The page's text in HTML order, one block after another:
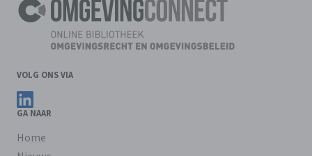
VOLG ONS VIA
Volg ons op LinkedIn
GA NAAR
Home